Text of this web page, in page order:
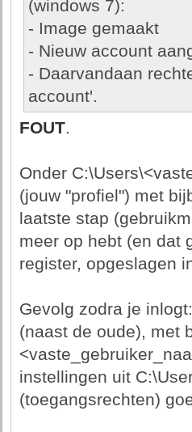
(windows 7):
- Image gemaakt
- Nieuw account
- Daarvandaan
account'.
FOUT.
Onder
(jouw "profiel") met
laatste stap
meer op hebt (en dat
register, opgeslagen
Gevolg zodra je
(naast de oude), met
instellingen uit
(toegangsrechten)